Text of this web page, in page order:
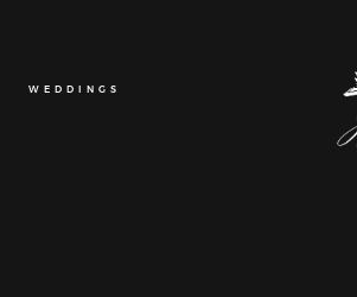
WEDDINGS